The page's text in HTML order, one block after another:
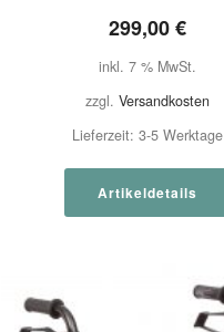
299,00€
inkl. 7 % MwSt.
zzgl. Versandkosten
Lieferzeit: 3-5 Werktage
Artikeldetails